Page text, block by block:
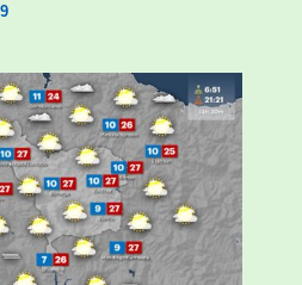
baino gehiago eta